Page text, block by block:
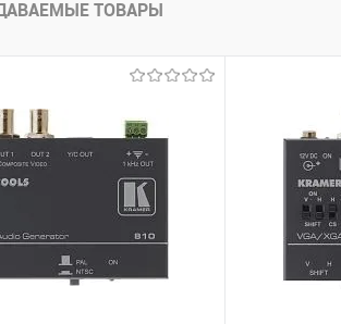
ТОВАРЫ